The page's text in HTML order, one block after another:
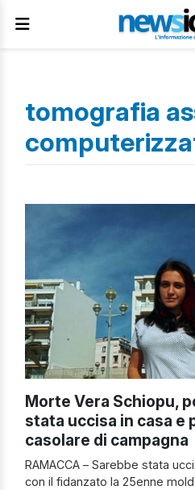
tomografia
Morte Vera Schiopu,
stata uccisa in casa e
casolare di campagna
RAMACCA – Sarebbe stata
con il fidanzato la 25enne